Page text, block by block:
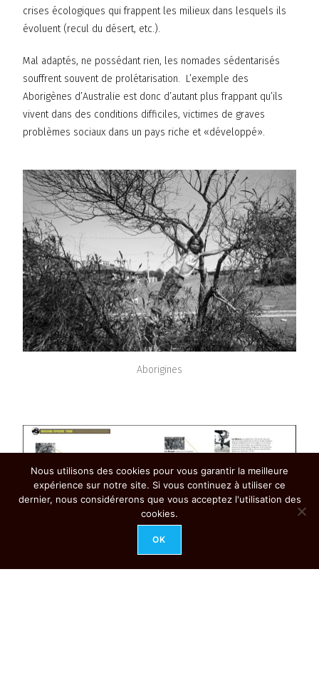
crises écologiques qui frappent les milieux dans lesquels ils
évoluent (recul du désert, etc.).
Mal adaptés, ne possédant rien, les nomades sédentarisés
souffrent souvent de prolétarisation. L’exemple des
Aborigènes d’Australie est donc d’autant plus frappant qu’ils
vivent dans des conditions difficiles, victimes de graves
problèmes sociaux dans un pays riche et «développé».
Aborigines
Nous utilisons des cookies pour vous garantir la meilleure
expérience sur notre site. Si vous continuez à utiliser ce
dernier, nous considérerons que vous acceptez l'utilisation des
cookies.
OK